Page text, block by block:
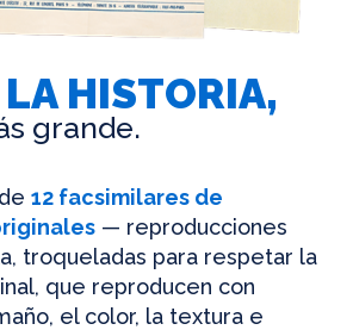
HISTORIA,
grande.
12 facsimilares de
— reproducciones
troqueladas para respetar la
que reproducen con
el color, la textura e